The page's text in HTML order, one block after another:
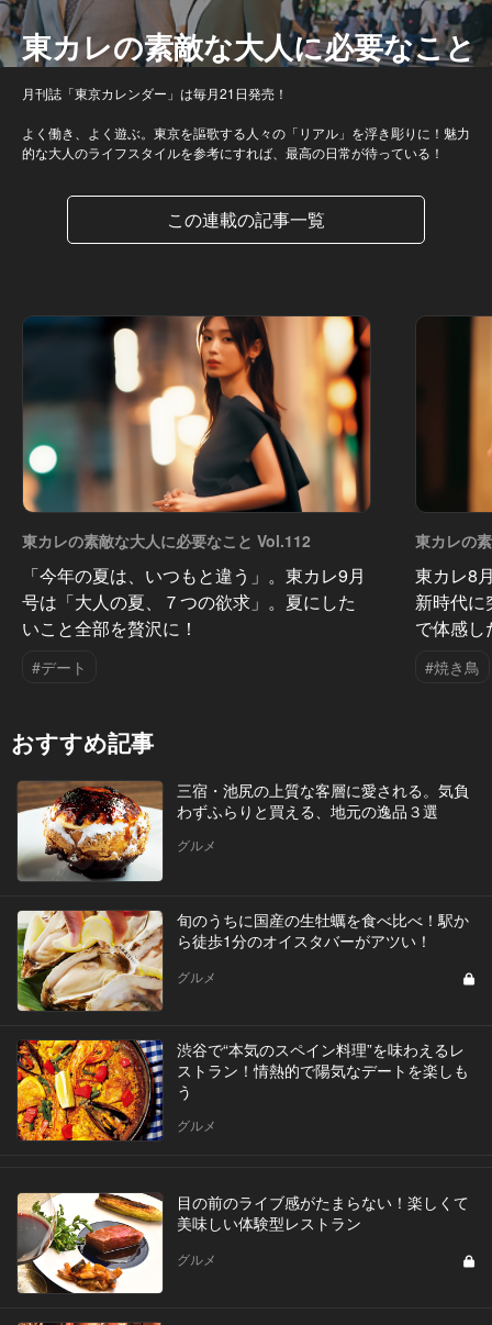
東カレの素敵な大人に必要なこと
月刊誌「東京カレンダー」は毎月21日発売！
よく働き、よく遊ぶ。東京を謳歌する人々の「リアル」を浮き彫りに！魅力
的な大人のライフスタイルを参考にすれば、最高の日常が待っている！
この連載の記事一覧
東カレの素敵な大人に必要なこと Vol.112
「今年の夏は、いつもと違う」。東カレ9月
号は「大人の夏、７つの欲求」。夏にした
いこと全部を贅沢に！
#デート
東カレの
東カレ8
新時代
で体感し
#焼き鳥
おすすめ記事
三宿・池尻の上質な客層に愛される。気負
わずふらりと買える、地元の逸品３選
グルメ
旬のうちに国産の生牡蠣を食べ比べ！駅か
ら徒歩1分のオイスタバーがアツい！
グルメ
渋谷で“本気のスペイン料理”を味わえるレ
ストラン！情熱的で陽気なデートを楽しも
う
グルメ
目の前のライブ感がたまらない！楽しくて
美味しい体験型レストラン
グルメ